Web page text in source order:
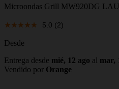
Microondas Grill MW920DG
5.0 (2)
Desde
Entrega desde mié, 12 ago al mar,
Vendido por Orange